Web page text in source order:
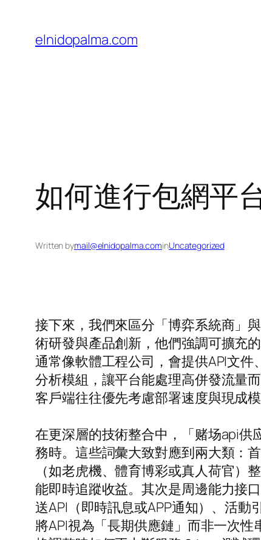
content
elnidopalma.com
如何進行包網平
Written bymail@elnidopalma.cominUncategorized
接下來，我們來區分「博弈系統商」
術研發與產品創新，他們強調可擴充
通常像軟體工程公司，會提供API文
分析模組，讓平台能處理高併發流量
客戶端往往優先考慮部署速度與現成
在更深層的技術整合中，「赌场api供
務時。這些詞彙大致對應到兩大類：
（如老虎機、體育博彩或真人荷官
能即時追蹤收益。其次是周邊能力接
送API（即時訊息或APP通知）、活動
將API視為「長期供應鏈」而非一次